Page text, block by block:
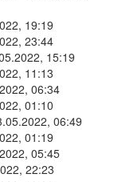
19:19
23:44
15:19
11:13
06:34
01:10
06:49
01:19
05:45
22:23